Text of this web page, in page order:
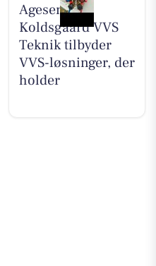
Agesen &
Koldsgaard VVS
Teknik tilbyder
VVS-løsninger, der
holder